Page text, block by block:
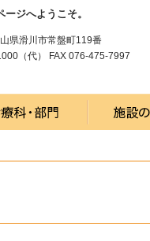
ジへようこそ。
県滑川市常盤町119番
（代） FAX 076-475-7997